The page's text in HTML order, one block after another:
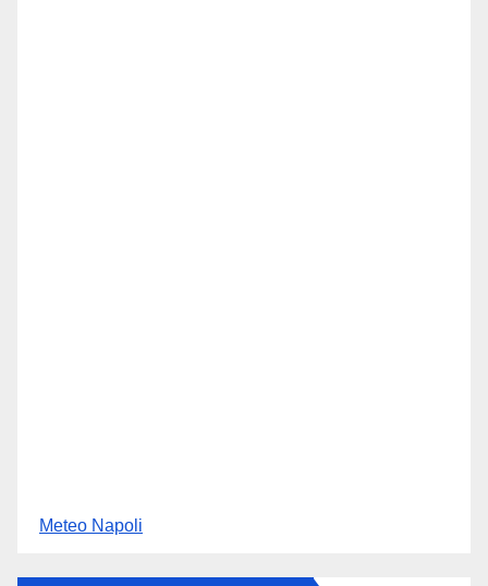
Meteo Napoli